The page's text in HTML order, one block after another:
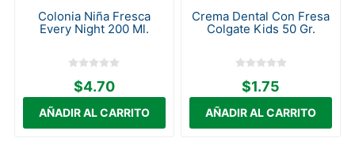
Colonia Niña Fresca
Every Night 200 Ml.
$4.70
Crema Dental Con Fresa
Colgate Kids 50 Gr.
$1.75